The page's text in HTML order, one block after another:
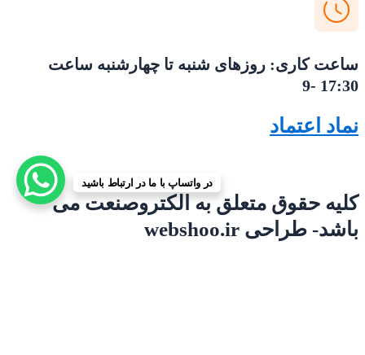
ساعت کاری: روزهای شنبه تا چهارشنبه ساعت
17:30 -9
نماد اعتماد
کلیه حقوق متعلق به الکتروصنعت می
باشد- طراحی webshoo.ir
در واتساپ با ما در ارتباط باشید